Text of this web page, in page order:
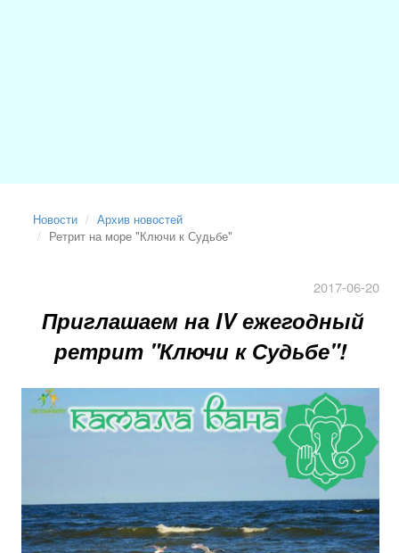
Новости
Архив новостей
Ретрит на море "Ключи к Судьбе"
2017-06-20
Приглашаем на IV ежегодный
ретрит "Ключи к Судьбе"!